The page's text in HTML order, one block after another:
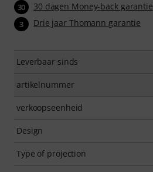
30 30 dagen Money-back garantie
3 Drie jaar Thomann garantie
Leverbaar sinds
artikelnummer
verkoopseenheid
Design
Type of projection